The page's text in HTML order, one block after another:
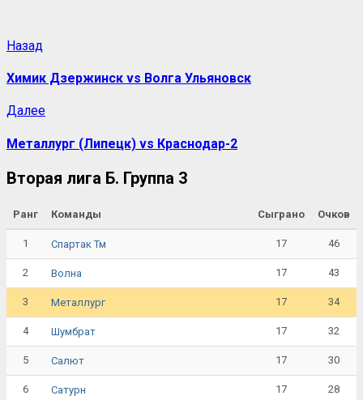
Назад
Химик Дзержинск vs Волга Ульяновск
Далее
Металлург (Липецк) vs Краснодар-2
Вторая лига Б. Группа 3
Ранг Команды Сыграно Очков
1 Спартак Тм 17 46
2 Волна 17 43
3 Металлург 17 34
4 Шумбрат 17 32
5 Салют 17 30
6 Сатурн 17 28